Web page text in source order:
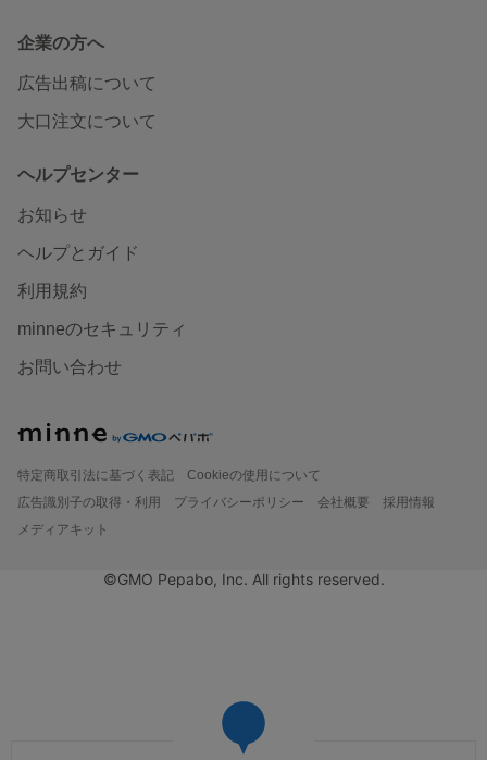
企業の方へ
広告出稿について
大口注文について
ヘルプセンター
お知らせ
ヘルプとガイド
利用規約
minneのセキュリティ
お問い合わせ
特定商取引法に基づく表記
Cookieの使用について
広告識別子の取得・利用
プライバシーポリシー 会社概要
採用情報
メディアキット
©GMO Pepabo, Inc. All rights reserved.